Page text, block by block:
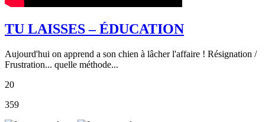
TU LAISSES – ÉDUCATION
Aujourd'hui on apprend a son chien à lâcher l'affaire ! Résignation /
Frustration... quelle méthode...
20
359